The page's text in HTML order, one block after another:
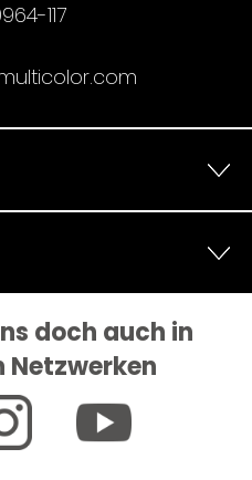
117
doch auch in
Netzwerken